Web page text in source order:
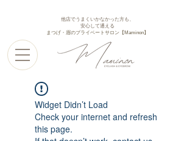
他店でうまくいかなかった方も、
安心して通える
まつげ・眉のプライベートサロン【Maminon】
Widget Didn’t Load
Check your internet and refresh
this page.